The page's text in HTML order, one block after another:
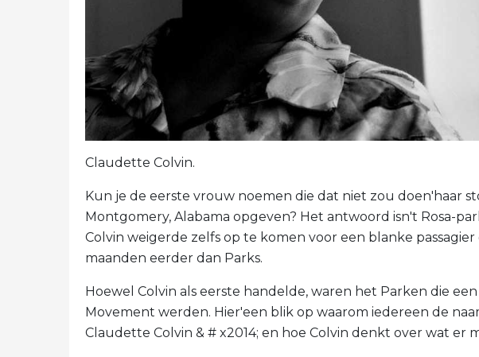
Claudette Colvin.
Kun je de eerste vrouw noemen die dat niet zou doen'haar
Montgomery, Alabama opgeven? Het antwoord isn't Rosa-
Colvin weigerde zelfs op te komen voor een blanke passagier
maanden eerder dan Parks.
Hoewel Colvin als eerste handelde, waren het Parken die
Movement werden. Hier'een blik op waarom iedereen de
Claudette Colvin & # x2014; en hoe Colvin denkt over wat er